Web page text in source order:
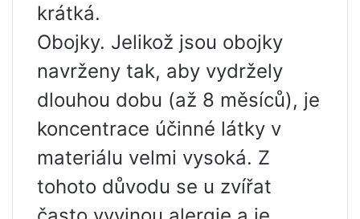
krátká.
Obojky. Jelikož jsou obojky
navrženy tak, aby vydržely
dlouhou dobu (až 8 měsíců), je
koncentrace účinné látky v
materiálu velmi vysoká. Z
tohoto důvodu se u zvířat